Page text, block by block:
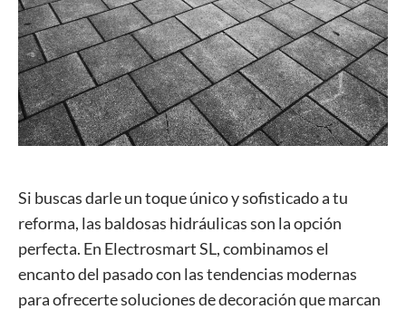
Si buscas darle un toque único y sofisticado a tu
reforma, las baldosas hidráulicas son la opción
perfecta. En Electrosmart SL, combinamos el
encanto del pasado con las tendencias modernas
para ofrecerte soluciones de decoración que marcan